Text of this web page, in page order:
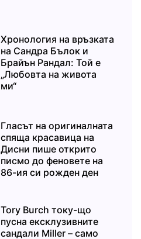
Хронология на връзката
на Сандра Бълок и
Брайън Рандал: Той е
„Любовта на живота
ми“
Гласът на оригиналната
спяща красавица на
Дисни пише открито
писмо до феновете на
86-ия си рожден ден
Tory Burch току-що
пусна ексклузивните
сандали Miller – само